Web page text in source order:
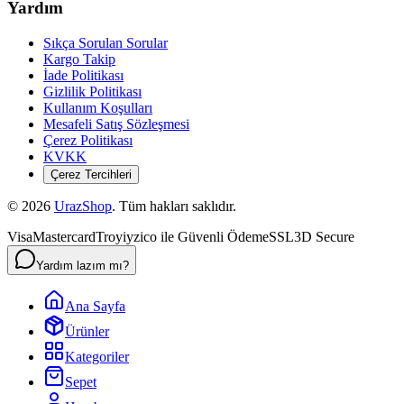
Yardım
Sıkça Sorulan Sorular
Kargo Takip
İade Politikası
Gizlilik Politikası
Kullanım Koşulları
Mesafeli Satış Sözleşmesi
Çerez Politikası
KVKK
Çerez Tercihleri
© 2026 UrazShop. Tüm hakları saklıdır.
VisaMastercardTroyiyzico ile Güvenli ÖdemeSSL3D Secure
Yardım lazım mı?
Ana Sayfa
Ürünler
Kategoriler
Sepet